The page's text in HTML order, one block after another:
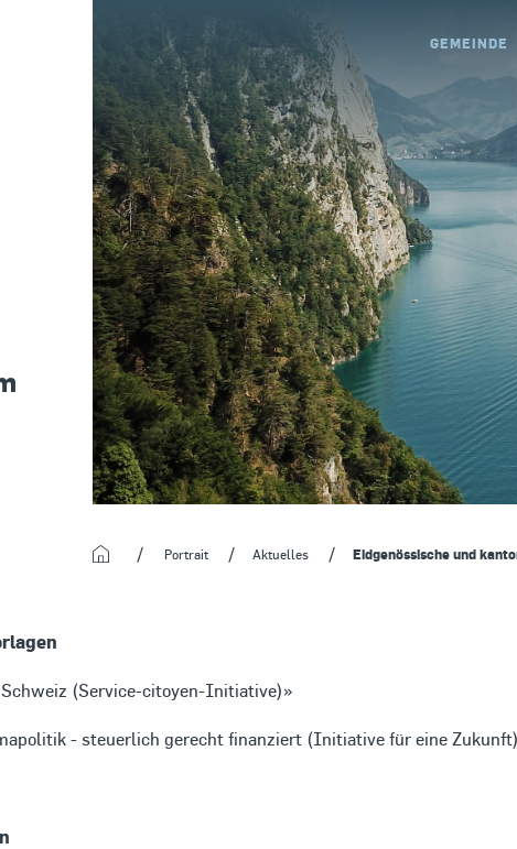
GEMEINDE
Portrait Aktuelles Eidgenössische und
(Service-citoyen-Initiative)»
- steuerlich gerecht finanziert (Initiative für eine